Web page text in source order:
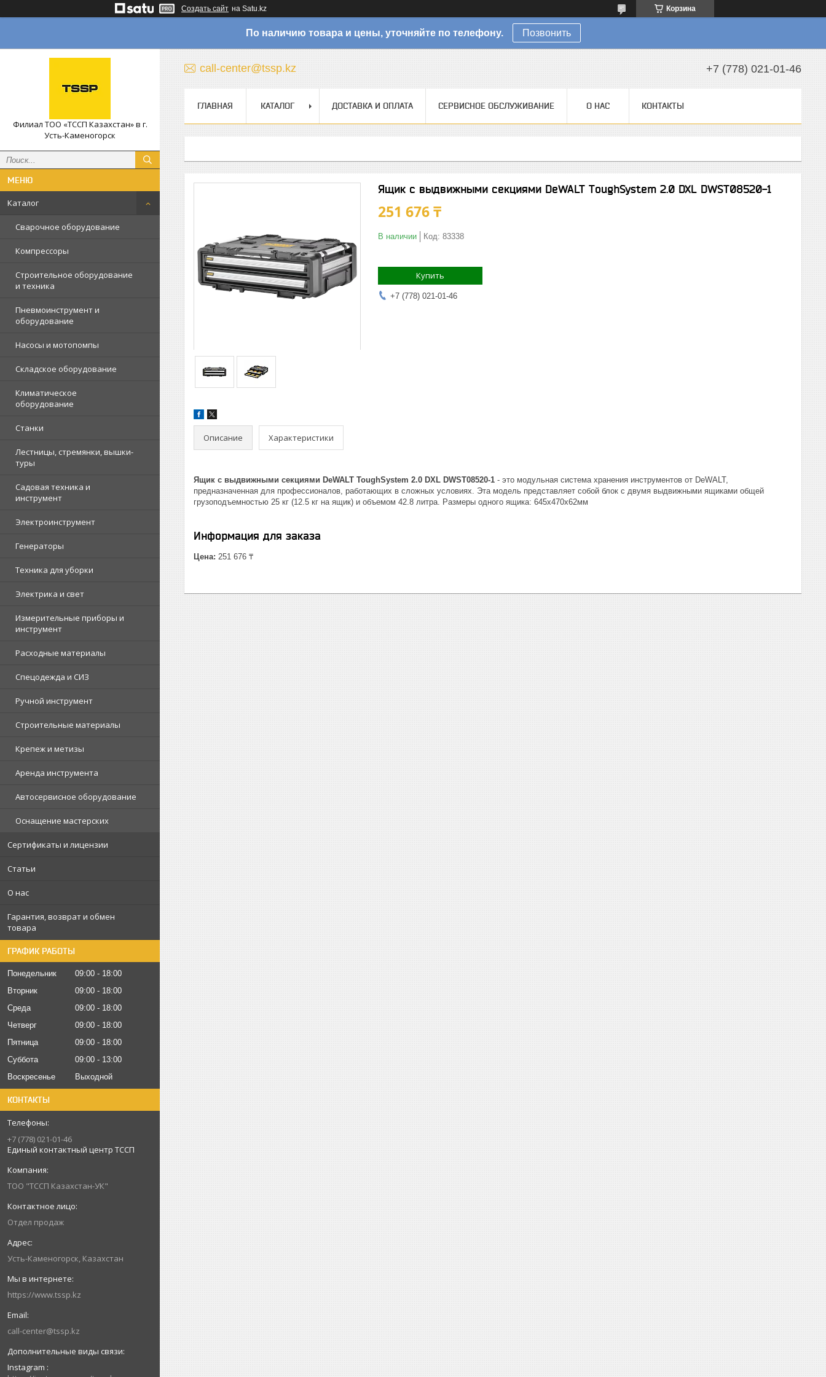
Создать сайт на Satu.kz Корзина
По наличию товара и цены, уточняйте по телефону. Позвонить
Филиал ТОО «ТССП Казахстан» в г.
Усть-Каменогорск
Каталог
Сварочное оборудование
Компрессоры
Строительное оборудование
и техника
Пневмоинструмент и
оборудование
Насосы и мотопомпы
Складское оборудование
Климатическое
оборудование
Станки
Лестницы, стремянки, вышки-
туры
Садовая техника и
инструмент
Электроинструмент
Генераторы
Техника для уборки
Электрика и свет
Измерительные приборы и
инструмент
Расходные материалы
Спецодежда и СИЗ
Ручной инструмент
Строительные материалы
Крепеж и метизы
Аренда инструмента
Автосервисное оборудование
Оснащение мастерских
Сертификаты и лицензии
Статьи
О нас
Гарантия, возврат и обмен
товара
ГРАФИК РАБОТЫ
Понедельник 09:00
18:00
Вторник
09:00
18:00
Среда
09:00
18:00
Четверг
09:00
18:00
Пятница
09:00
18:00
Суббота
09:00
13:00
Воскресенье
Выходной
КОНТАКТЫ
+7 (778) 021-01-46
Единый контактный центр ТССП
ТОО "ТССП Казахстан-УК"
Отдел продаж
Усть-Каменогорск, Казахстан
https://www.tssp.kz
call-center@tssp.kz
Instagram
call-center@tssp.kz +7 (778) 021-01-46
ГЛАВНАЯ КАТАЛОГ ДОСТАВКА И ОПЛАТА СЕРВИСНОЕ ОБСЛУЖИВАНИЕ О НАС КОНТАКТЫ
Ящик с выдвижными секциями DeWALT ToughSystem 2.0 DXL DWST08520-1
251 676 ₸
В наличии Код: 83338
Купить
+7 (778) 021-01-46
Описание Характеристики
Ящик с выдвижными секциями DeWALT ToughSystem 2.0 DXL DWST08520-1 - это модульная система хранения инструментов от DeWALT,
предназначенная для профессионалов, работающих в сложных условиях. Эта модель представляет собой блок с двумя выдвижными ящиками общей
грузоподъемностью 25 кг (12.5 кг на ящик) и объемом 42.8 литра. Размеры одного ящика: 645x470x62мм
Информация для заказа
Цена: 251 676 ₸